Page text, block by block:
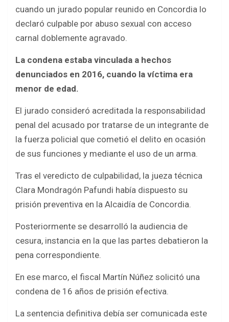
cuando un jurado popular reunido en Concordia lo
declaró culpable por abuso sexual con acceso
carnal doblemente agravado.
La condena estaba vinculada a hechos
denunciados en 2016, cuando la víctima era
menor de edad.
El jurado consideró acreditada la responsabilidad
penal del acusado por tratarse de un integrante de
la fuerza policial que cometió el delito en ocasión
de sus funciones y mediante el uso de un arma.
Tras el veredicto de culpabilidad, la jueza técnica
Clara Mondragón Pafundi había dispuesto su
prisión preventiva en la Alcaidía de Concordia.
Posteriormente se desarrolló la audiencia de
cesura, instancia en la que las partes debatieron la
pena correspondiente.
En ese marco, el fiscal Martín Núñez solicitó una
condena de 16 años de prisión efectiva.
La sentencia definitiva debía ser comunicada este